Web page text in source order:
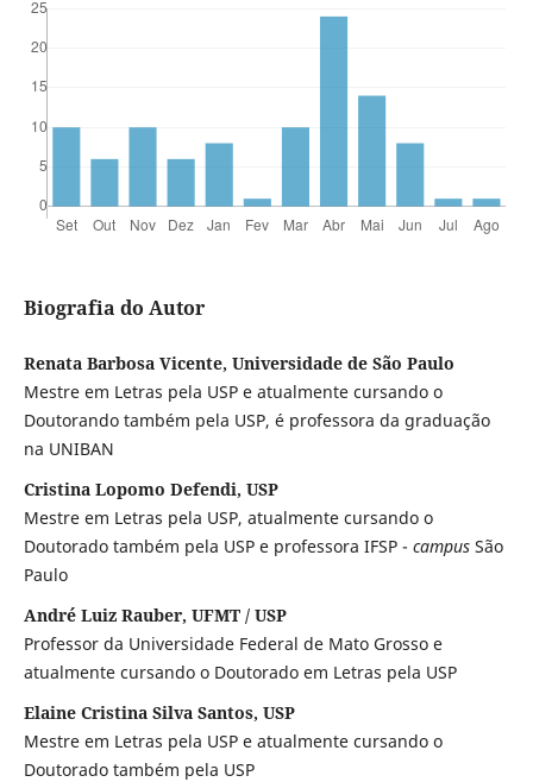
Biografia do Autor
Renata Barbosa Vicente, Universidade de São Paulo
Mestre em Letras pela USP e atualmente cursando o
Doutorando também pela USP, é professora da graduação
na UNIBAN
Cristina Lopomo Defendi, USP
Mestre em Letras pela USP, atualmente cursando o
Doutorado também pela USP e professora IFSP - campus São
Paulo
André Luiz Rauber, UFMT / USP
Professor da Universidade Federal de Mato Grosso e
atualmente cursando o Doutorado em Letras pela USP
Elaine Cristina Silva Santos, USP
Mestre em Letras pela USP e atualmente cursando o
Doutorado também pela USP